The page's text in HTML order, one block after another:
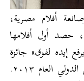
أفلام مصرية،
حصد أول أفلامها
إيده لفوق» جائزة
أفضل إخراج بمهرجان دبي السينمائي الدولي العام ٢٠١٣.